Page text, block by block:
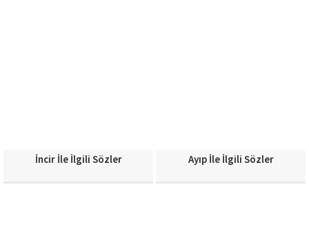
İncir İle İlgili Sözler Ayıp İle İlgili Sözler